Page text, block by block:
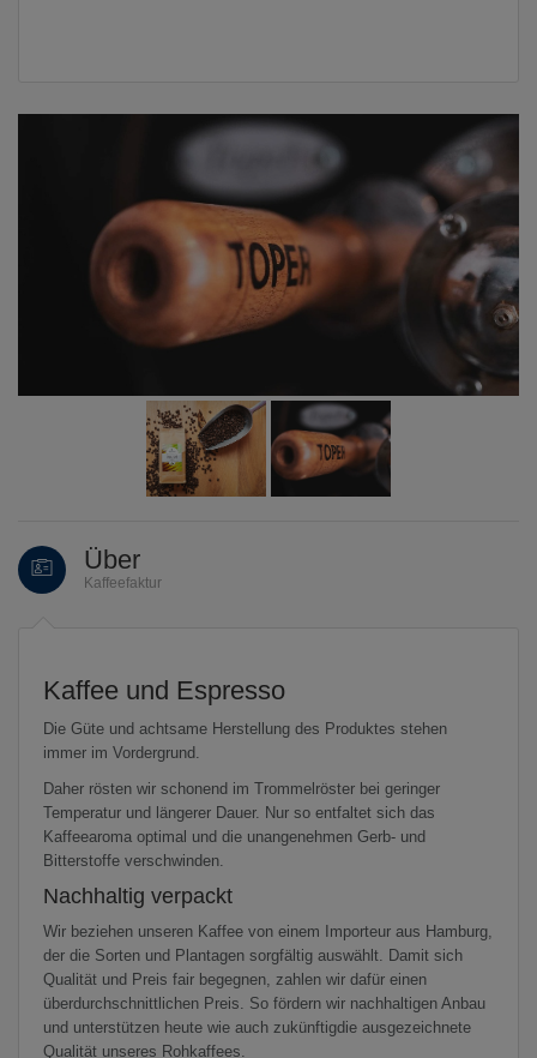
Über
Kaffeefaktur
Kaffee und Espresso
Die Güte und achtsame Herstellung des Produktes stehen
immer im Vordergrund.
Daher rösten wir schonend im Trommelröster bei geringer
Temperatur und längerer Dauer. Nur so entfaltet sich das
Kaffeearoma optimal und die unangenehmen Gerb- und
Bitterstoffe verschwinden.
Nachhaltig verpackt
Wir beziehen unseren Kaffee von einem Importeur aus Hamburg,
der die Sorten und Plantagen sorgfältig auswählt. Damit sich
Qualität und Preis fair begegnen, zahlen wir dafür einen
überdurchschnittlichen Preis. So fördern wir nachhaltigen Anbau
und unterstützen heute wie auch zukünftigdie ausgezeichnete
Qualität unseres Rohkaffees.